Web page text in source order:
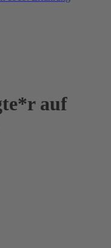
auf